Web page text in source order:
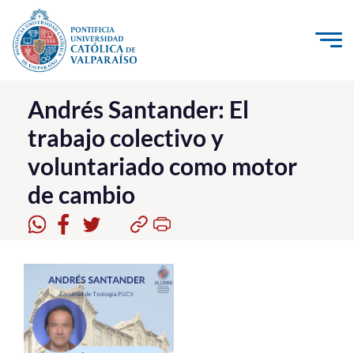
Click acá para ir directamente al contenido
La Universidad
Investigación, Creación e Innovación
PUCV Internacional
Vinculación con el Medio
Pregrado
Postgrado
Formación Continua
Andrés Santander: El
trabajo colectivo y
voluntariado como motor
de cambio